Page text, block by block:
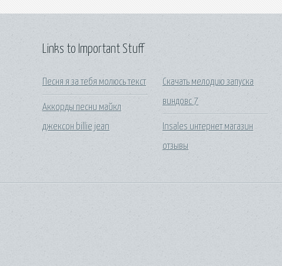
Links to Important Stuff
Песня я за тебя молюсь текст
Аккорды песни майкл
джексон billie jean
Скачать мелодию запуска
виндовс 7
Insales интернет магазин
отзывы